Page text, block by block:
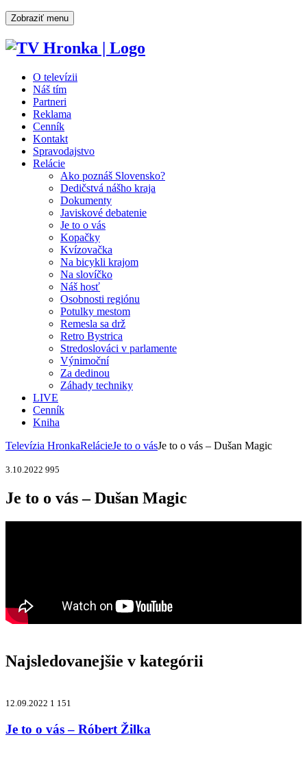
Zobraziť menu
O televízii
Náš tím
Partneri
Reklama
Cenník
Kontakt
Spravodajstvo
Relácie
Ako poznáš Slovensko?
Dedičstvá nášho kraja
Dokumenty
Javiskové debatenie
Je to o vás
Kopačky
Kvízovačka
Na bicykli krajom
Na slovíčko
Náš hosť
Osobnosti regiónu
Potulky mestom
Remesla sa drž
Retro Bystrica
Stredoslováci v parlamente
Výnimoční
Za dedinou
Záhady techniky
LIVE
Cenník
Kniha
Televízia HronkaRelácieJe to o vásJe to o vás – Dušan Magic
3.10.2022 995
Je to o vás – Dušan Magic
Najsledovanejšie v kategórii
12.09.2022 1 151
Je to o vás – Róbert Žilka